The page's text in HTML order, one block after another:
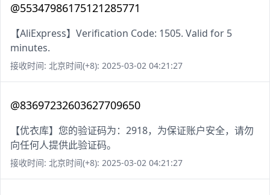
@55347986175121285771
【AliExpress】Verification Code: 1505. Valid for 5
minutes.
接收时间: 北京时间(+8): 2025-03-02 04:21:27
@83697232603627709650
【优衣库】您的验证码为：2918，为保证账户安全，请勿
向任何人提供此验证码。
接收时间: 北京时间(+8): 2025-03-02 04:21:27